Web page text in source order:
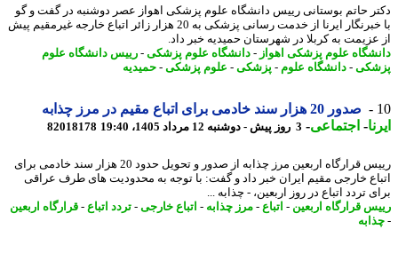
حاتم بوستانی رییس دانشگاه علوم پزشکی اهواز عصر دوشنبه در گفت و گو
با خبرنگار ایرنا از خدمت رسانی پزشکی به 20 هزار زائر اتباع خارجه غیرمقیم پیش
به کربلا در شهرستان حمیدیه خبر داد.
علوم پزشکی اهواز -دانشگاه علوم پزشکی-رییس دانشگاه علوم
-دانشگاه علوم-پزشکی-علوم پزشکی-حمیدیه
صدور 20 هزار سند خادمی برای اتباع مقیم در مرز چذابه
-اجتماعی-3 روز پیش - دوشنبه 12 مرداد 1405، 19:40 82018178
رییس قرارگاه اربعین مرز چذابه از صدور و تحویل حدود 20 هزار سند خادمی برای
خارجی مقیم ایران خبر داد و گفت: با توجه به محدودیت های طرف عراقی
تردد اتباع در روز اربعین، - چذابه ...
قرارگاه اربعین -اتباع -مرز چذابه- اتباع خارجی-تردد اتباع -قرارگاه اربعین